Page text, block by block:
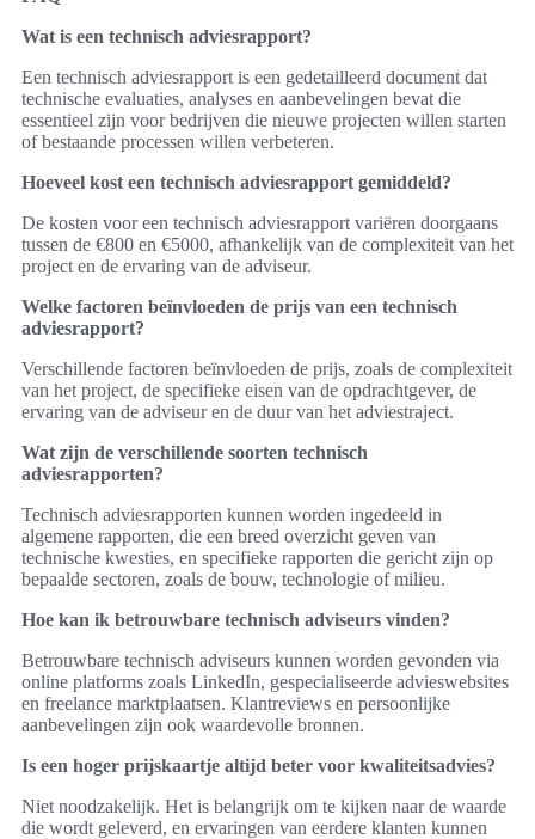
Wat is een technisch adviesrapport?
Een technisch adviesrapport is een gedetailleerd document dat
technische evaluaties, analyses en aanbevelingen bevat die
essentieel zijn voor bedrijven die nieuwe projecten willen starten
of bestaande processen willen verbeteren.
Hoeveel kost een technisch adviesrapport gemiddeld?
De kosten voor een technisch adviesrapport variëren doorgaans
tussen de €800 en €5000, afhankelijk van de complexiteit van het
project en de ervaring van de adviseur.
Welke factoren beïnvloeden de prijs van een technisch
adviesrapport?
Verschillende factoren beïnvloeden de prijs, zoals de complexiteit
van het project, de specifieke eisen van de opdrachtgever, de
ervaring van de adviseur en de duur van het adviestraject.
Wat zijn de verschillende soorten technisch
adviesrapporten?
Technisch adviesrapporten kunnen worden ingedeeld in
algemene rapporten, die een breed overzicht geven van
technische kwesties, en specifieke rapporten die gericht zijn op
bepaalde sectoren, zoals de bouw, technologie of milieu.
Hoe kan ik betrouwbare technisch adviseurs vinden?
Betrouwbare technisch adviseurs kunnen worden gevonden via
online platforms zoals LinkedIn, gespecialiseerde advieswebsites
en freelance marktplaatsen. Klantreviews en persoonlijke
aanbevelingen zijn ook waardevolle bronnen.
Is een hoger prijskaartje altijd beter voor kwaliteitsadvies?
Niet noodzakelijk. Het is belangrijk om te kijken naar de waarde
die wordt geleverd, en ervaringen van eerdere klanten kunnen